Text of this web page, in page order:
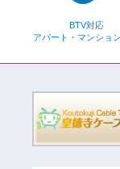
BTV対応
アパート・マンショ